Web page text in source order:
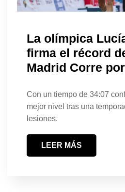
La olímpica
firma el récord
Madrid Corre
Con un tiempo de 34:07
mejor nivel tras una
lesiones.
LEER MÁS